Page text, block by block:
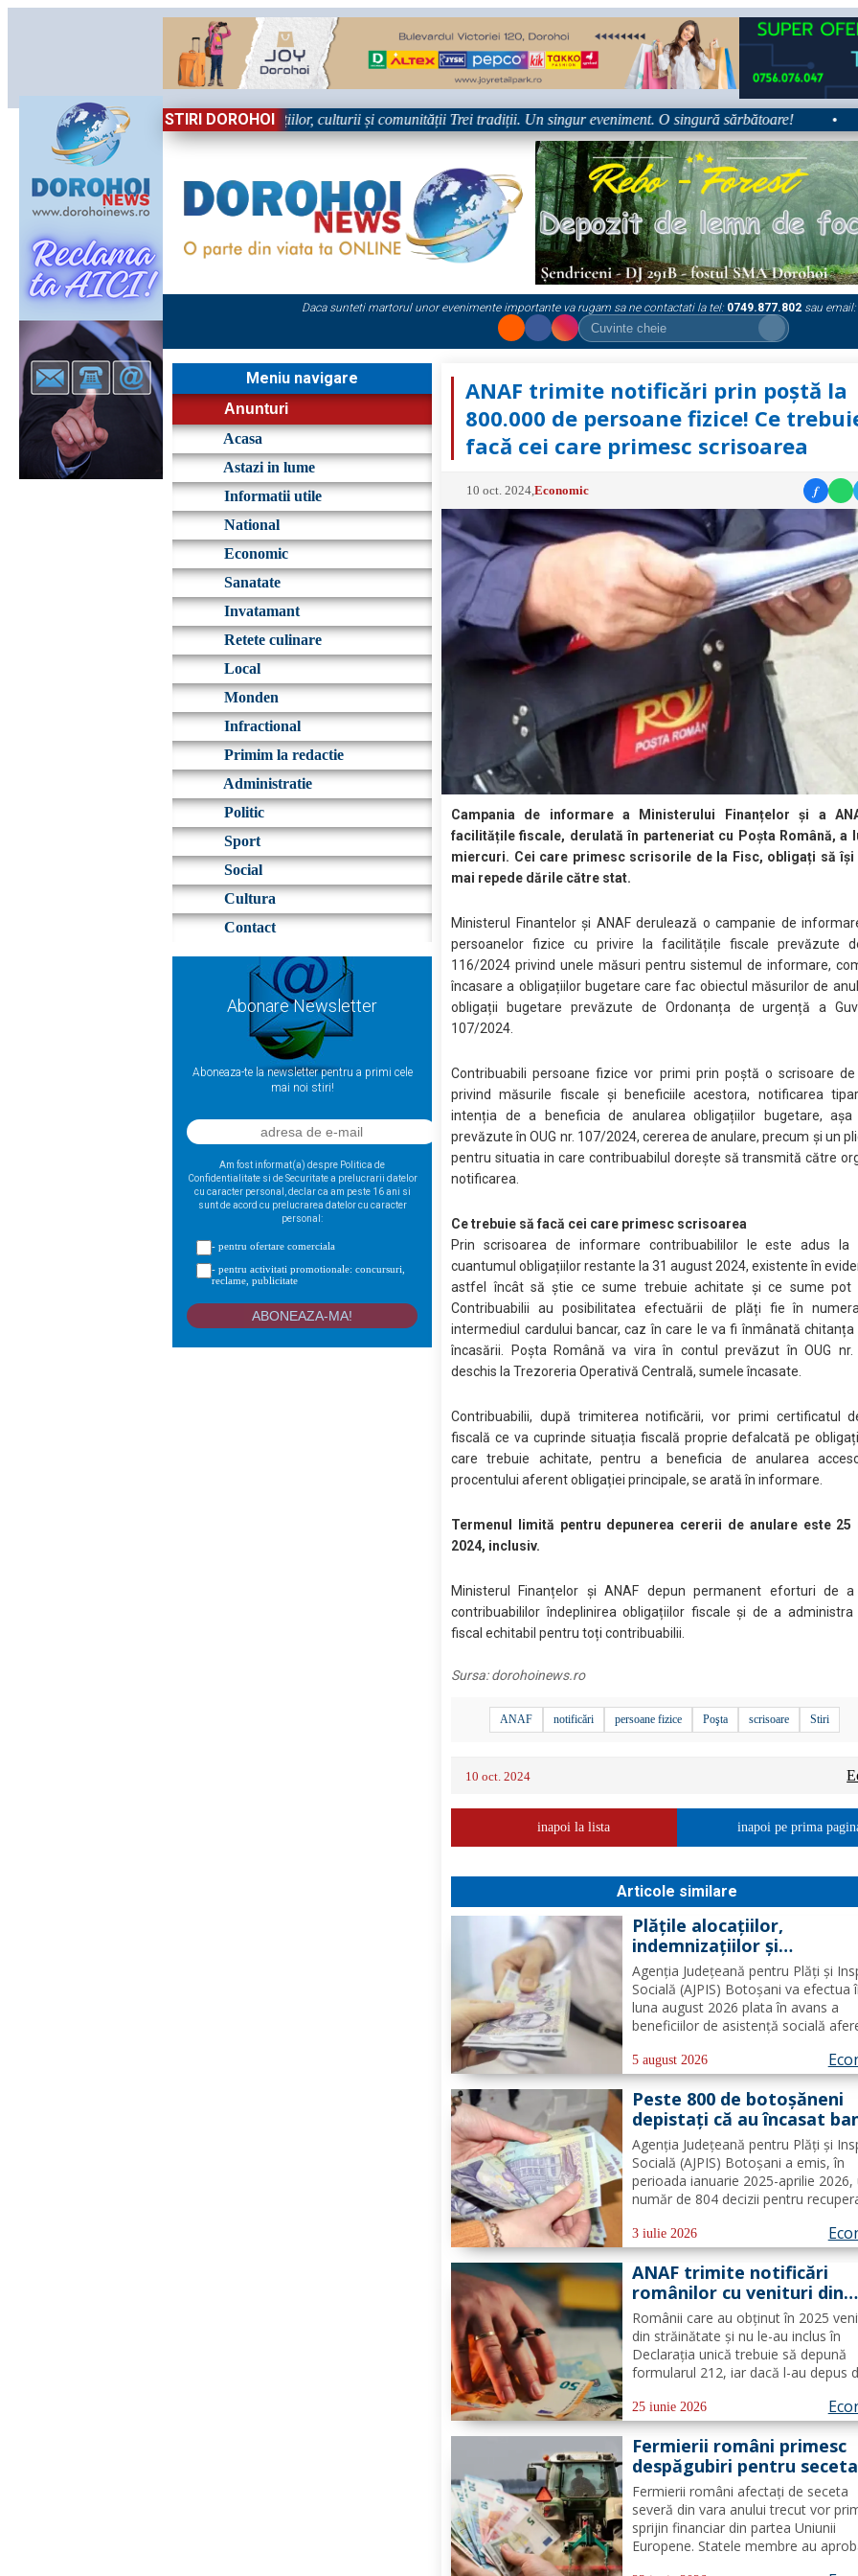
STIRI DOROHOI
Sărbătoare!” – trei zile dedicate tradițiilor, culturii și comunității Trei tradiții. Un singur eveniment. O singură sărbătoare! •
Daca sunteti martorul unor evenimente importante va rugam sa ne contactati la tel: 0749.877.802 sau email:
Meniu navigare
Anunturi
Acasa
Astazi in lume
Informatii utile
National
Economic
Sanatate
Invatamant
Retete culinare
Local
Monden
Infractional
Primim la redactie
Administratie
Politic
Sport
Social
Cultura
Contact
Abonare Newsletter
Aboneaza-te la newsletter pentru a primi cele
mai noi stiri!
Am fost informat(a) despre Politica de
Confidentialitate si de Securitate a prelucrarii datelor
cu caracter personal, declar ca am peste 16 ani si
sunt de acord cu prelucrarea datelor cu caracter
personal:
- pentru ofertare comerciala
- pentru activitati promotionale: concursuri,
reclame, publicitate
ANAF trimite notificări prin poștă la
800.000 de persoane fizice! Ce
facă cei care primesc scrisoarea
10 oct. 2024 ,Economic f
Campania de informare a Ministerului Finanțelor și a
facilitățile fiscale, derulată în parteneriat cu Poșta Română, a
miercuri. Cei care primesc scrisorile de la Fisc, obligați să își
mai repede dările către stat.
Ministerul Finantelor și ANAF derulează o campanie de
persoanelor fizice cu privire la facilitățile fiscale prevăzute
116/2024 privind unele măsuri pentru sistemul de informare,
încasare a obligațiilor bugetare care fac obiectul măsurilor de
obligații bugetare prevăzute de Ordonanța de urgență a
107/2024.
Contribuabili persoane fizice vor primi prin poștă o scrisoare
privind măsurile fiscale și beneficiile acestora, notificarea
intenția de a beneficia de anularea obligațiilor bugetare,
prevăzute în OUG nr. 107/2024, cererea de anulare, precum și un
pentru situatia in care contribuabilul dorește să transmită către
notificarea.
Ce trebuie să facă cei care primesc scrisoarea
Prin scrisoarea de informare contribuabililor le este adus la
cuantumul obligațiilor restante la 31 august 2024, existente în
astfel încât să știe ce sume trebuie achitate și ce sume pot
Contribuabilii au posibilitatea efectuării de plăți fie în
intermediul cardului bancar, caz în care le va fi înmânată chitanța
încasării. Poșta Română va vira în contul prevăzut în OUG nr.
deschis la Trezoreria Operativă Centrală, sumele încasate.
Contribuabilii, după trimiterea notificării, vor primi certificatul
fiscală ce va cuprinde situația fiscală proprie defalcată pe
care trebuie achitate, pentru a beneficia de anularea
procentului aferent obligației principale, se arată în informare.
Termenul limită pentru depunerea cererii de anulare este 25
2024, inclusiv.
Ministerul Finanțelor și ANAF depun permanent eforturi de
contribuabililor îndeplinirea obligațiilor fiscale și de a
fiscal echitabil pentru toți contribuabilii.
Sursa:dorohoinews.ro
ANAF notificări persoane fizice Poşta scrisoare Stiri
10 oct. 2024
inapoi la lista inapoi pe prima
Articole similare
Plățile alocațiilor,
indemnizațiilor și
stimulentelor, efectuate
devreme în luna august
Agenția Județeană pentru Plăți și
Socială (AJPIS) Botoșani va efectua
luna august 2026 plata în avans a
beneficiilor de asistență socială
întrucât data de 8 august 2026,
în calendarul de plată, este zi
nelucrătoare....
5 august 2026
Peste 800 de botoșăneni
depistați că au încasat
ilegal de la stat
Agenția Județeană pentru Plăți și
Socială (AJPIS) Botoșani a emis, în
perioada ianuarie 2025-aprilie 2026,
număr de 804 decizii pentru
beneficiarii venitului minim de
în cuantum total de 1.396.156 lei. În
intersectării...
3 iulie 2026
ANAF trimite notificări
românilor cu venituri din
străinătate. Cine trebuie
depună urgent Declarația
Unică 212
Românii care au obţinut în 2025
din străinătate şi nu le-au inclus în
Declaraţia unică trebuie să depună
formularul 212, iar dacă l-au depus
SPV – Spaţiul Privat Virtual.
aflate în această situaţie vor primi
notificări şi vor avea...
25 iunie 2026
Fermierii români primesc
despăgubiri pentru
2025
Fermierii români afectați de seceta
severă din vara anului trecut vor
sprijin financiar din partea Uniunii
Europene. Statele membre au